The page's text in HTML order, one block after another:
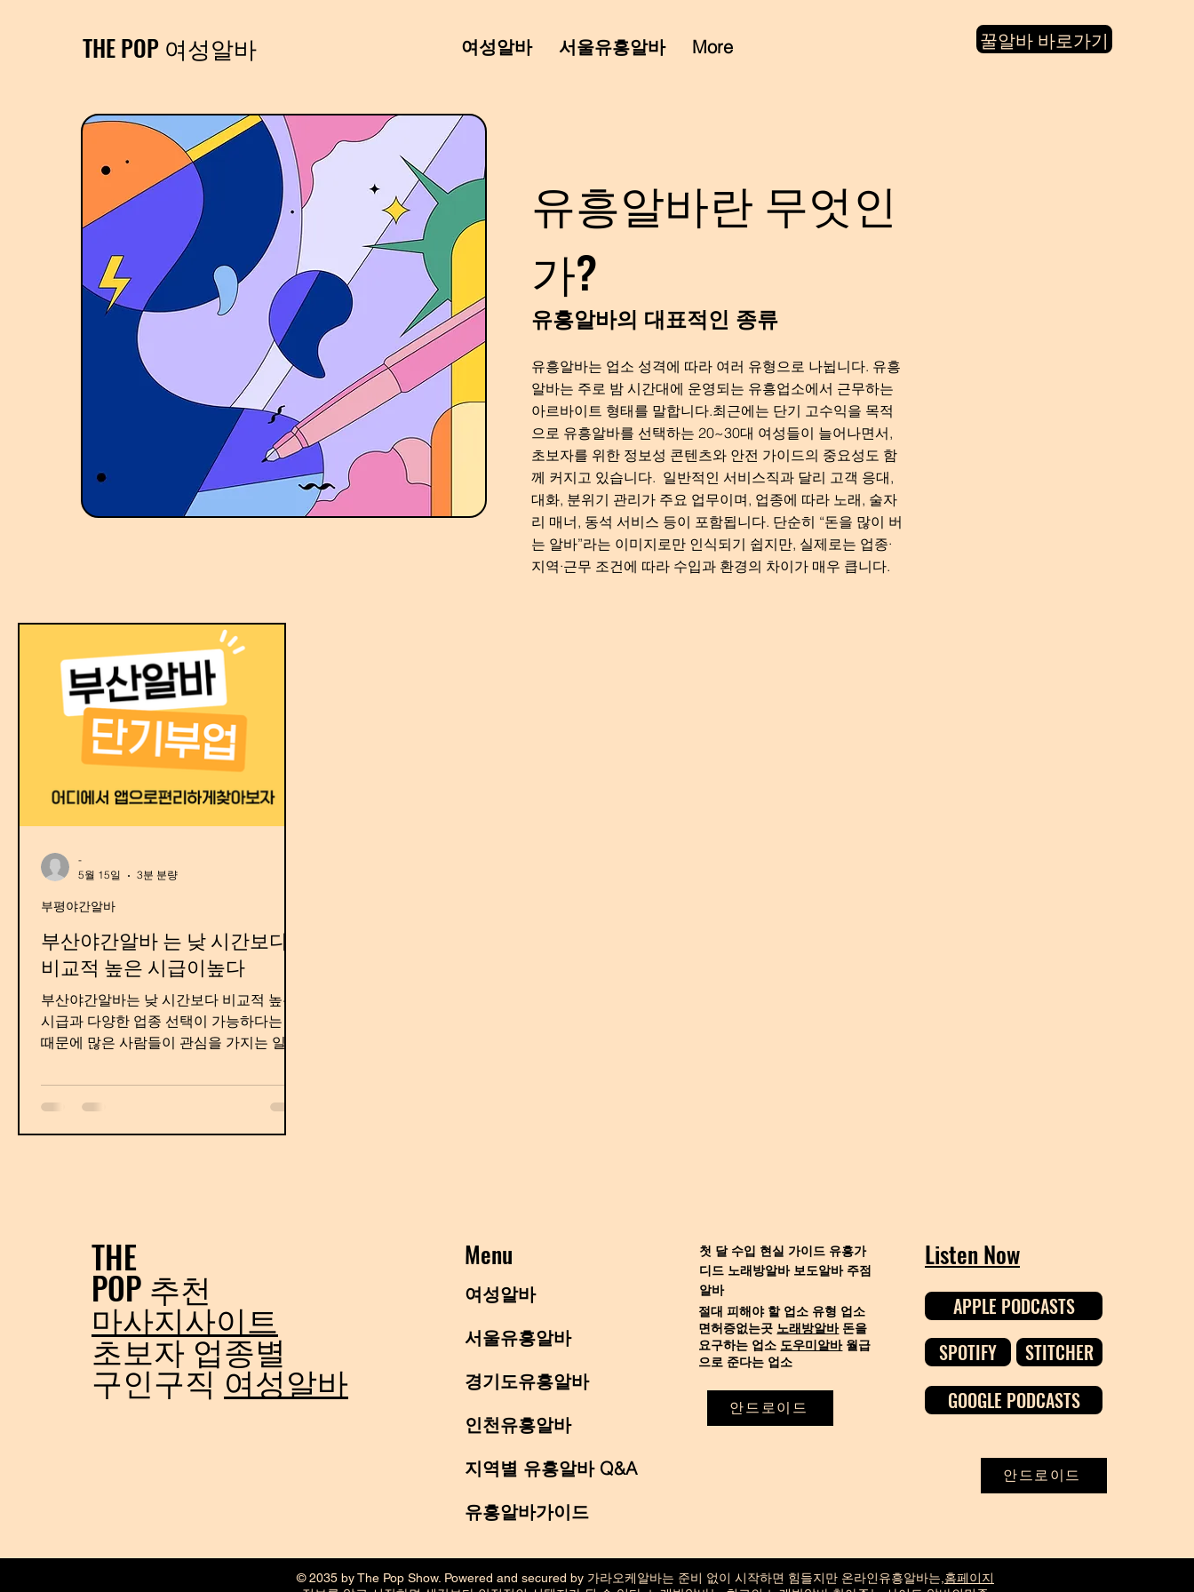
THE POP 여성알바 여성알바 서울유흥알바 More 꿀알바 바로가기
유흥알바란 무엇인
가?
유흥알바의 대표적인 종류
유흥알바는 업소 성격에 따라 여러 유형으로 나뉩니다. 유흥
알바는 주로 밤 시간대에 운영되는 유흥업소에서 근무하는
아르바이트 형태를 말합니다.최근에는 단기 고수익을 목적
으로 유흥알바를 선택하는 20~30대 여성들이 늘어나면서,
초보자를 위한 정보성 콘텐츠와 안전 가이드의 중요성도 함
께 커지고 있습니다. 일반적인 서비스직과 달리 고객 응대,
대화, 분위기 관리가 주요 업무이며, 업종에 따라 노래, 술자
리 매너, 동석 서비스 등이 포함됩니다. 단순히 “돈을 많이 버
는 알바”라는 이미지로만 인식되기 쉽지만, 실제로는 업종·
지역·근무 조건에 따라 수입과 환경의 차이가 매우 큽니다.
부산야간알바 는 낮 시간보다
비교적 높은 시급이높다
부산야간알바는 낮 시간보다 비교적 높은
시급과 다양한 업종 선택이 가능하다는 점
때문에 많은 사람들이 관심을 가지는 일자
요즘에는 본업 외에 추가 수입을 원하는 직
장인, 대학생, 취업 준비생, 자영업자까지
활용의 자유와 높은 급여 조건이라고 볼 수
있습니다. 부산야간알바 구인방법 많은 사
람들이 부산야간알바를 찾는 이유 중 하나
는 낮 시간을 자유롭게 활용할 수 있다는
점입니다. 낮에는 학교를 다니거나 본업을
하고 저녁 이후 시간을 이용해 추가 수익을
만들 수 있기 때문에 효율적인 시간 관리가
가능합니다. 특히 직장인의 경우 퇴근 이후
부평야간알바
-
5월 15일
3분 분량
THE
POP 추천
마사지사이트
초보자 업종별
​구인구직여성알바
Menu
여성알바
서울유흥알바
경기도유흥알바
인천유흥알바
지역별 유흥알바 Q&A
유흥알바가이드
첫 달 수입 현실 가이드 유흥가
디드 노래방알바 보도알바 주점
알바
절대 피해야 할 업소 유형 업소
면허증없는곳 노래방알바돈을
요구하는 업소 도우미알바월급
으로 준다는 업소
안드로이드
Listen Now
APPLE PODCASTS
SPOTIFY
STITCHER
GOOGLE PODCASTS
안드로이드
© 2035 by The Pop Show. Powered and secured by 가라오케알바는 준비 없이 시작하면 힘들지만 온라인유흥알바는, 홈페이지